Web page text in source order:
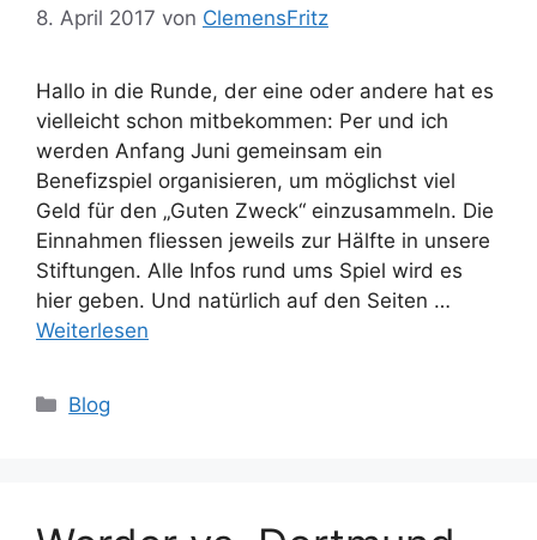
8. April 2017 von ClemensFritz
Hallo in die Runde, der eine oder andere hat es
vielleicht schon mitbekommen: Per und ich
werden Anfang Juni gemeinsam ein
Benefizspiel organisieren, um möglichst viel
Geld für den „Guten Zweck“ einzusammeln. Die
Einnahmen fliessen jeweils zur Hälfte in unsere
Stiftungen. Alle Infos rund ums Spiel wird es
hier geben. Und natürlich auf den Seiten …
Weiterlesen
Kategorien
Blog